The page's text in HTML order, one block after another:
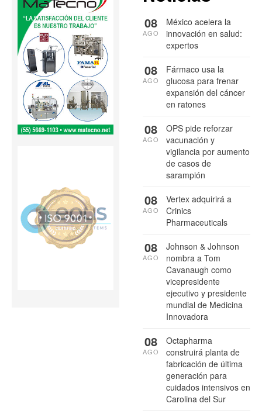
México acelera la
innovación en salud:
expertos
08
AGO
Fármaco usa la
glucosa para frenar
expansión del cáncer
en ratones
08
AGO
OPS pide reforzar
vacunación y
vigilancia por aumento
de casos de
sarampión
08
AGO
Vertex adquirirá a
Crinics
Pharmaceuticals
08
AGO
Johnson & Johnson
nombra a Tom
Cavanaugh como
vicepresidente
ejecutivo y presidente
mundial de Medicina
Innovadora
08
AGO
Octapharma
construirá planta de
fabricación de última
generación para
cuidados intensivos en
Carolina del Sur
08
AGO